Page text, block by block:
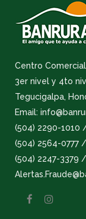
Centro
3er nivel y 4to
Tegucigalpa,
Email:
(504) 2290-1010
(504) 2564-0777
(504) 2247-3379